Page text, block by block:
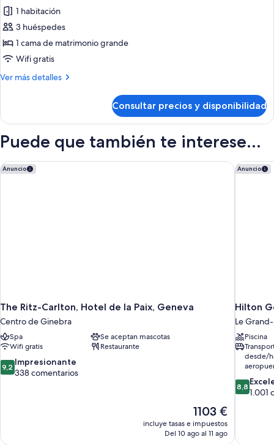
fotos
de
Ático,
terraza
1 habitación
3 huéspedes
1 cama de matrimonio grande
Wifi gratis
Ver más detalles
Más
terraza
Consultar precios y disponibilidad
Puede que también te interese...
Anuncio
The Ritz-Carlton, Hotel de la Paix, Geneva
Centro de Ginebra
Spa
Se aceptan mascotas
Wifi gratis
Restaurante
9.2
sobre
9,2 Impresionante
338 comentarios
El
precio
actual
1103 €
incluye tasas e impuestos
Del 10 ago al 11 ago
The Ritz-Carlton, Hotel de la Paix, Geneva Anuncio
Hilton
Le
Piscina
desde/
8.8
sobre
8,8
1.001
Hilton